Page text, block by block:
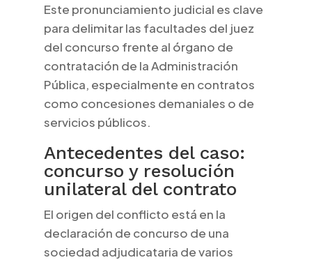
Este pronunciamiento judicial es clave
para delimitar las facultades del juez
del concurso frente al órgano de
contratación de la Administración
Pública, especialmente en contratos
como concesiones demaniales o de
servicios públicos.
Antecedentes del caso:
concurso y resolución
unilateral del contrato
El origen del conflicto está en la
declaración de concurso de una
sociedad adjudicataria de varios